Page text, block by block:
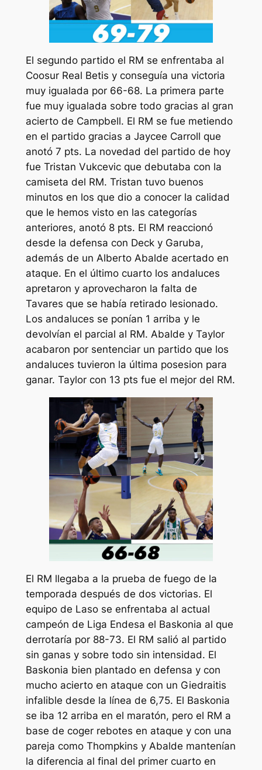
El segundo partido el RM se enfrentaba al
Coosur Real Betis y conseguía una victoria
muy igualada por 66-68. La primera parte
fue muy igualada sobre todo gracias al gran
acierto de Campbell. El RM se fue metiendo
en el partido gracias a Jaycee Carroll que
anotó 7 pts. La novedad del partido de hoy
fue Tristan Vukcevic que debutaba con la
camiseta del RM. Tristan tuvo buenos
minutos en los que dio a conocer la calidad
que le hemos visto en las categorías
anteriores, anotó 8 pts. El RM reaccionó
desde la defensa con Deck y Garuba,
además de un Alberto Abalde acertado en
ataque. En el último cuarto los andaluces
apretaron y aprovecharon la falta de
Tavares que se había retirado lesionado.
Los andaluces se ponían 1 arriba y le
devolvían el parcial al RM. Abalde y Taylor
acabaron por sentenciar un partido que los
andaluces tuvieron la última posesion para
ganar. Taylor con 13 pts fue el mejor del RM.
El RM llegaba a la prueba de fuego de la
temporada después de dos victorias. El
equipo de Laso se enfrentaba al actual
campeón de Liga Endesa el Baskonia al que
derrotaría por 88-73. El RM salió al partido
sin ganas y sobre todo sin intensidad. El
Baskonia bien plantado en defensa y con
mucho acierto en ataque con un Giedraitis
infalible desde la línea de 6,75. El Baskonia
se iba 12 arriba en el maratón, pero el RM a
base de coger rebotes en ataque y con una
pareja como Thompkins y Abalde mantenían
la diferencia al final del primer cuarto en